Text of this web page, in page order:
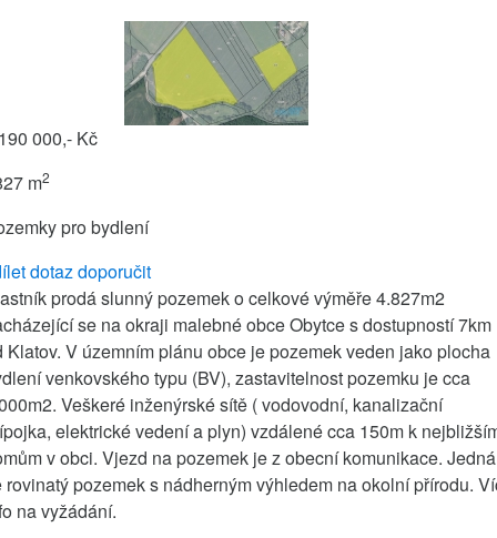
000,- Kč
m2
pro bydlení
dotazdoporučit
prodá slunný pozemek o celkové výměře 4.827m2
se na okraji malebné obce Obytce s dostupností 7km
Klatov. V územním plánu obce je pozemek veden jako plocha
venkovského typu (BV), zastavitelnost pozemku je cca
Veškeré inženýrské sítě ( vodovodní, kanalizační
elektrické vedení a plyn) vzdálené cca 150m k
v obci. Vjezd na pozemek je z obecní komunikace. Jedná
rovinatý pozemek s nádherným výhledem na okolní přírodu.
na vyžádání.